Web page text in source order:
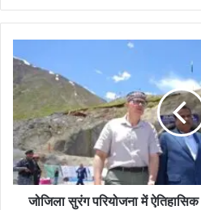
जोजिला सुरंग परियोजना में